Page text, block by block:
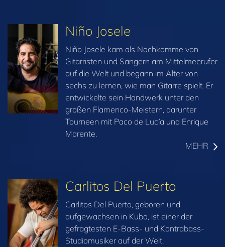
Niño Josele
Niño Josele kam als Nachkomme von
Gitarristen und Sängern am Mittelmeerufer
auf die Welt und begann im Alter von
sechs zu lernen, wie man Gitarre spielt. Er
entwickelte sein Handwerk unter den
großen Flamenco-Meistern, darunter
Tourneen mit Paco de Lucía und Enrique
Morente.
MEHR
Carlitos Del Puerto
Carlitos Del Puerto, geboren und
aufgewachsen in Kuba, ist einer der
gefragtesten E‑Bass- und Kontrabass-
Studiomusiker auf der Welt.